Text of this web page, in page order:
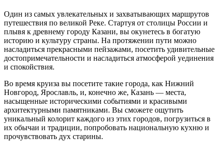
Один из самых увлекательных и захватывающих маршрутов
путешествия по великой Реке. Стартуя от столицы России и
плывя к древнему городу Казани, вы окунетесь в богатую
историю и культуру страны. На протяжении пути можно
насладиться прекрасными пейзажами, посетить удивительные
достопримечательности и насладиться атмосферой уединения
и спокойствия.
Во время круиза вы посетите такие города, как Нижний
Новгород, Ярославль, и, конечно же, Казань — места,
насыщенные историческими событиями и красивыми
архитектурными памятниками. Вы сможете ощутить
уникальный колорит каждого из этих городов, погрузиться в
их обычаи и традиции, попробовать национальную кухню и
прочувствовать дух старины.